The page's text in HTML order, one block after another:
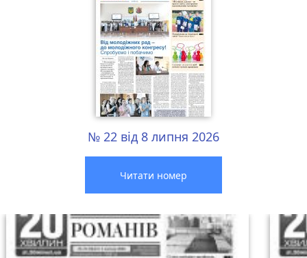
№ 22 від 8 липня 2026
Читати номер